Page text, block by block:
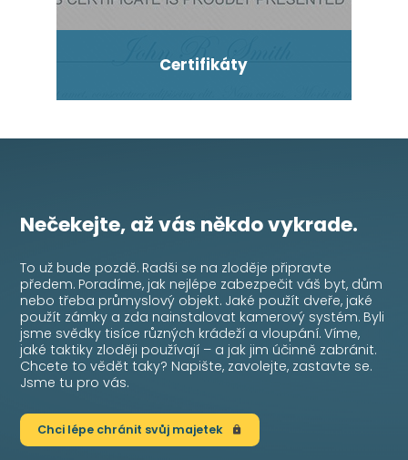
Certifikáty
Nečekejte, až vás někdo vykrade.
To už bude pozdě. Radši se na zloděje připravte
předem. Poradíme, jak nejlépe zabezpečit váš byt, dům
nebo třeba průmyslový objekt. Jaké použít dveře, jaké
použít zámky a zda nainstalovat kamerový systém. Byli
jsme svědky tisíce různých krádeží a vloupání. Víme,
jaké taktiky zloději používají – a jak jim účinně zabránit.
Chcete to vědět taky? Napište, zavolejte, zastavte se.
Jsme tu pro vás.
Chci lépe chránit svůj majetek